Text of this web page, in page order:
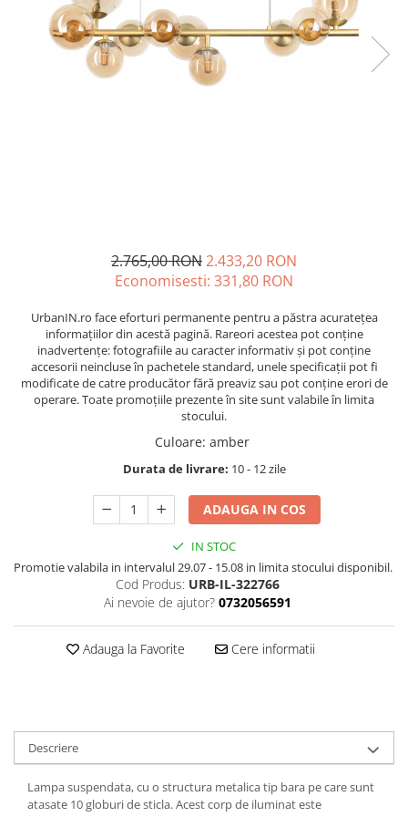
2.765,00 RON2.433,20 RON
Economisesti: 331,80 RON
UrbanIN.ro face eforturi permanente pentru a păstra acurateţea
informaţiilor din acestă pagină. Rareori acestea pot conţine
inadvertenţe: fotografiile au caracter informativ şi pot conţine
accesorii neincluse în pachetele standard, unele specificaţii pot fi
modificate de catre producător fără preaviz sau pot conţine erori de
operare. Toate promoţiile prezente în site sunt valabile în limita
stocului.
Culoare: amber
Durata de livrare: 10 - 12 zile
ADAUGA IN COS
IN STOC
Promotie valabila in intervalul 29.07 - 15.08 in limita stocului disponibil.
Cod Produs: URB-IL-322766
Ai nevoie de ajutor? 0732056591
Adauga la Favorite Cere informatii
Descriere
Lampa suspendata, cu o structura metalica tip bara pe care sunt
atasate 10 globuri de sticla. Acest corp de iluminat este